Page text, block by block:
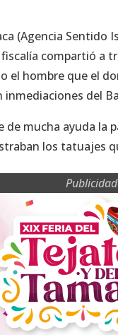
(Agencia Sentido
compartió a
el hombre que el
del
de mucha ayuda
los tatuajes
Publicidad